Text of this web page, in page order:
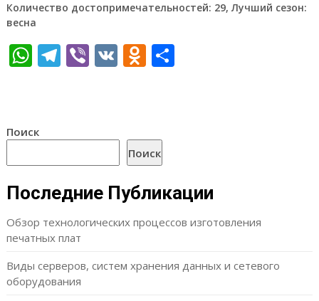
Количество достопримечательностей: 29, Лучший сезон:
весна
WhatsApp
Telegram
Viber
VKOdnoklassniki
Отправить
Поиск
Поиск
Последние Публикации
Обзор технологических процессов изготовления
печатных плат
Виды серверов, систем хранения данных и сетевого
оборудования